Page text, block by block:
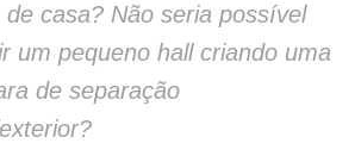
de casa? Não seria possível
um pequeno hall criando uma
de separação